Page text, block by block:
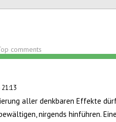
comments
aller denkbaren Effekte
nirgends hinführen.